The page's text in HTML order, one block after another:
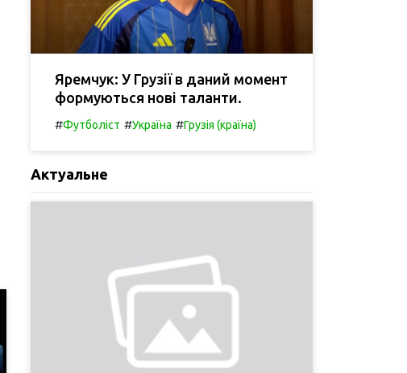
Яремчук: У Грузії в даний момент
формуються нові таланти.
#Футболіст #Україна #Грузія (країна)
Актуальне